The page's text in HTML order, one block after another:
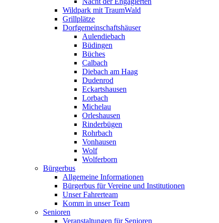
Wildpark mit TraumWald
Grillplätze
Dorfgemeinschaftshäuser
Aulendiebach
Büdingen
Büches
Calbach
Diebach am Haag
Dudenrod
Eckartshausen
Lorbach
Michelau
Orleshausen
Rinderbügen
Rohrbach
Vonhausen
Wolf
Wolferborn
Bürgerbus
Allgemeine Informationen
Bürgerbus für Vereine und Institutionen
Unser Fahrerteam
Komm in unser Team
Senioren
Veranstaltungen für Senioren